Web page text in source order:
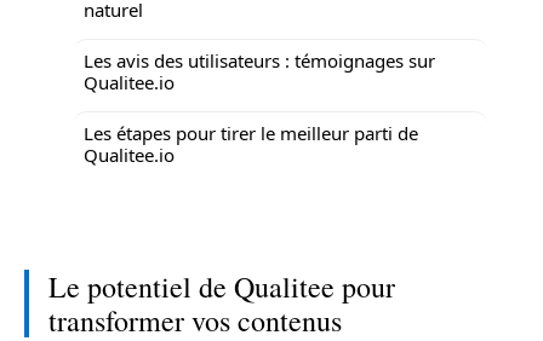
naturel
Les avis des utilisateurs : témoignages sur
Qualitee.io
Les étapes pour tirer le meilleur parti de
Qualitee.io
Le potentiel de Qualitee pour
transformer vos contenus